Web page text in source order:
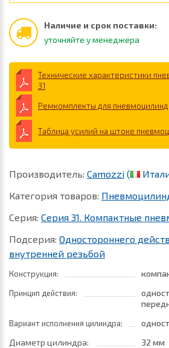
Наличие и срок поставки:
уточняйте у менеджера
Технические характеристики
31
Ремкомплекты для
Таблица усилий на штоке
Производитель: Camozzi (
Категория товаров:
Серия: Серия 31. Компактные
Подсерия: Одностороннего
внутренней резьбой
Конструкция:
Принцип действия:
Вариант исполнения цилиндра:
Диаметр цилиндра:
32 мм